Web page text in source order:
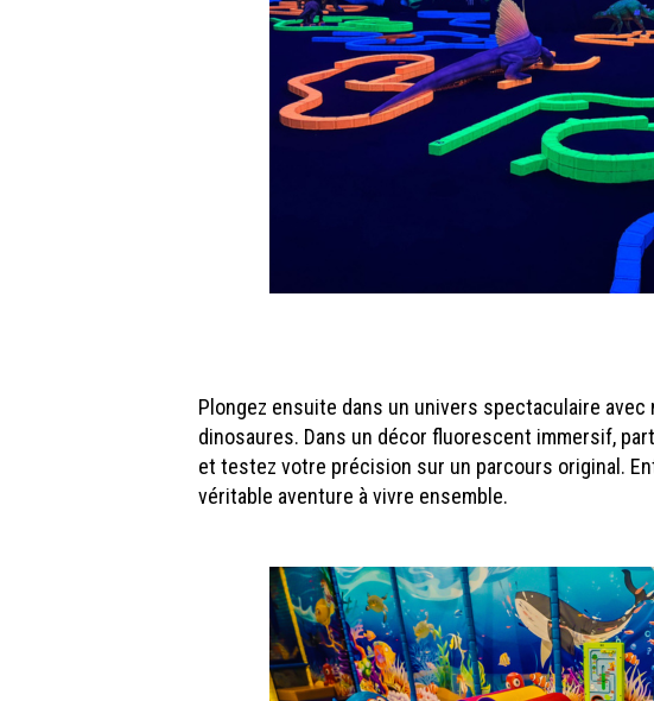
Plongez ensuite dans un univers spectaculaire avec
dinosaures. Dans un décor fluorescent immersif,
et testez votre précision sur un parcours original.
véritable aventure à vivre ensemble.